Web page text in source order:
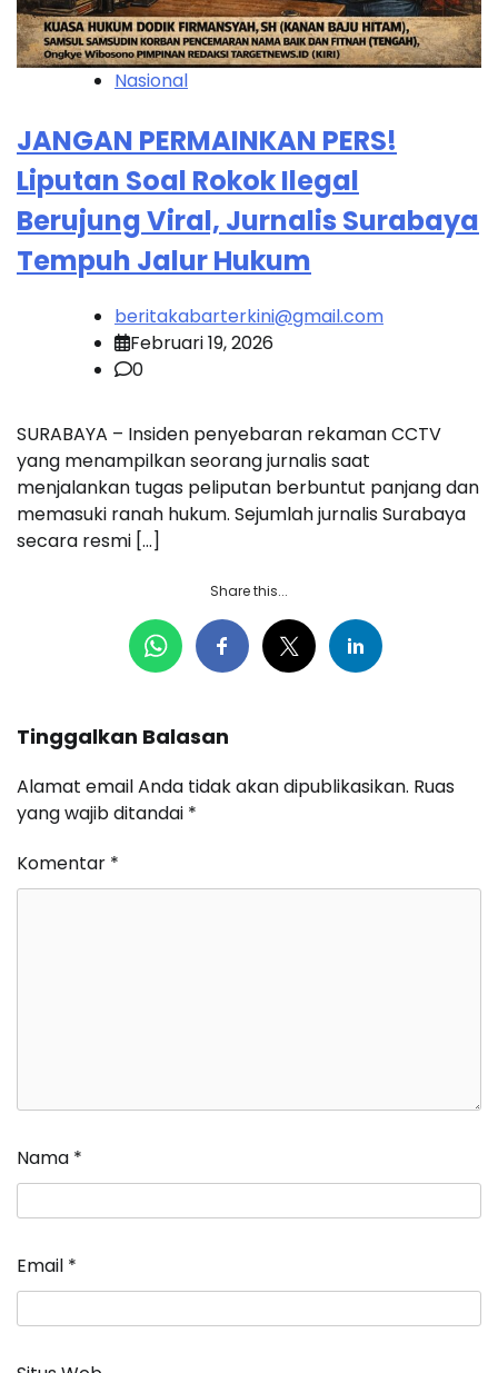
Nasional
JANGAN PERMAINKAN PERS!
Liputan Soal Rokok Ilegal
Berujung Viral, Jurnalis Surabaya
Tempuh Jalur Hukum
beritakabarterkini@gmail.com
Februari 19, 2026
0
SURABAYA – Insiden penyebaran rekaman CCTV
yang menampilkan seorang jurnalis saat
menjalankan tugas peliputan berbuntut panjang dan
memasuki ranah hukum. Sejumlah jurnalis Surabaya
secara resmi […]
Share this...
Tinggalkan Balasan
Alamat email Anda tidak akan dipublikasikan. Ruas
yang wajib ditandai *
Komentar *
Nama *
Email *